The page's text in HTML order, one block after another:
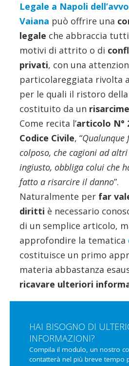
Legale a Napoli
Vaiana può offrire una
legale che abbraccia
motivi di attrito o di
privati, con una
particolareggiata rivolta
per le quali il ristoro
costituito da un
Come recita l’articolo N°
Codice Civile, “Qualunque
colposo, che cagioni ad
ingiusto, obbliga colui che
fatto a risarcire il danno”.
Naturalmente per far
diritti è necessario
di un semplice articolo,
approfondire la tematica
costituisce un primo
materia abbastanza
ricavare ulteriori
HAI BISOGNO DI
INFORMAZIONI?
Compila il modulo, un nostro
contatterà nel più breve tempo